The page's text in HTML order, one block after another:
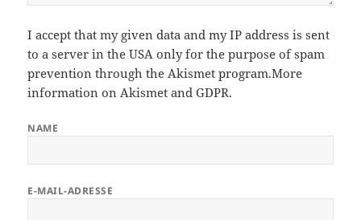
I accept that my given data and my IP address is sent
to a server in the USA only for the purpose of spam
prevention through theAkismet program.More
information on Akismet and GDPR.
NAME
E-MAIL-ADRESSE